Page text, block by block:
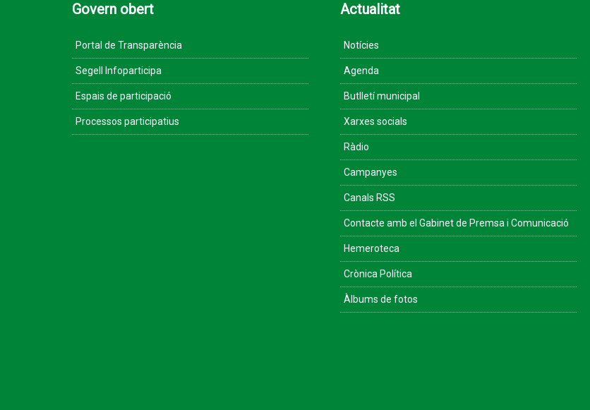
Govern obert
Portal de Transparència
Segell Infoparticipa
Espais de participació
Processos participatius
Actualitat
Notícies
Agenda
Butlletí municipal
Xarxes socials
Ràdio
Campanyes
Canals RSS
Contacte amb el Gabinet de Premsa i Comunicació
Hemeroteca
Crònica Política
Àlbums de fotos